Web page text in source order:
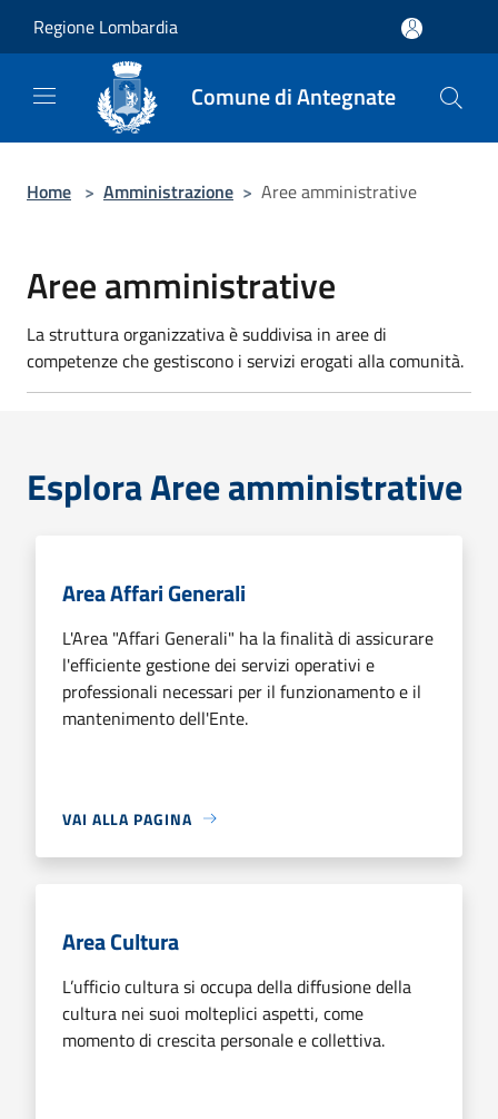
Regione Lombardia
Comune di Antegnate
Home > Amministrazione > Aree amministrative
Aree amministrative
La struttura organizzativa è suddivisa in aree di
competenze che gestiscono i servizi erogati alla comunità.
Esplora Aree amministrative
Area Affari Generali
L'Area "Affari Generali" ha la finalità di assicurare
l'efficiente gestione dei servizi operativi e
professionali necessari per il funzionamento e il
mantenimento dell'Ente.
VAI ALLA PAGINA
Area Cultura
L’ufficio cultura si occupa della diffusione della
cultura nei suoi molteplici aspetti, come
momento di crescita personale e collettiva.